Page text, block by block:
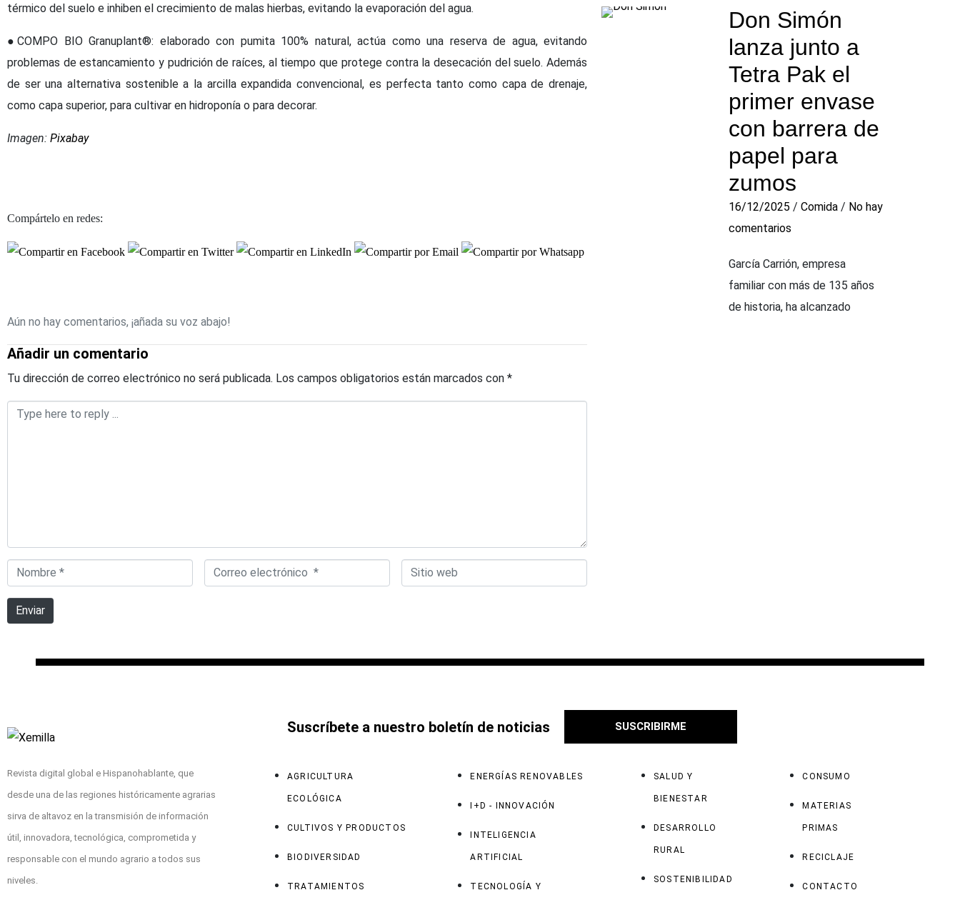
térmico del suelo e inhiben el crecimiento de malas hierbas, evitando la evaporación del agua.
●COMPO BIO Granuplant®: elaborado con pumita 100% natural, actúa como una reserva de agua, evitando
problemas de estancamiento y pudrición de raíces, al tiempo que protege contra la desecación del suelo. Además
de ser una alternativa sostenible a la arcilla expandida convencional, es perfecta tanto como capa de drenaje,
como capa superior, para cultivar en hidroponía o para decorar.
Imagen: Pixabay
Compártelo en redes:
Aún no hay comentarios, ¡añada su voz abajo!
Añadir un comentario
Tu dirección de correo electrónico no será publicada. Los campos obligatorios están marcados con *
Comentario
Nombre
*
Correo
electrónico
Sitio
web
Enviar
Don Simón
lanza junto a
Tetra Pak el
primer envase
con barrera de
papel para
zumos
16/12/2025 / Comida / No hay
comentarios
García Carrión, empresa
familiar con más de 135 años
de historia, ha alcanzado
Revista digital global e Hispanohablante, que
desde una de las regiones históricamente agrarias
sirva de altavoz en la transmisión de información
útil, innovadora, tecnológica, comprometida y
responsable con el mundo agrario a todos sus
niveles.
Suscríbete a nuestro boletín de noticias SUSCRIBIRME
AGRICULTURA
ECOLÓGICA
CULTIVOS Y PRODUCTOS
BIODIVERSIDAD
TRATAMIENTOS
ENERGÍAS RENOVABLES
I+D - INNOVACIÓN
INTELIGENCIA
ARTIFICIAL
TECNOLOGÍA Y
SALUD Y
BIENESTAR
DESARROLLO
RURAL
SOSTENIBILIDAD
CONSUMO
MATERIAS
PRIMAS
RECICLAJE
CONTACTO